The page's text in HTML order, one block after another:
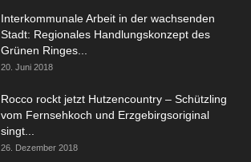
Interkommunale Arbeit in der wachsenden
Stadt: Regionales Handlungskonzept des
Grünen Ringes...
20. Juni 2018
Rocco rockt jetzt Hutzencountry – Schützling
vom Fernsehkoch und Erzgebirgsoriginal
singt...
26. Dezember 2018